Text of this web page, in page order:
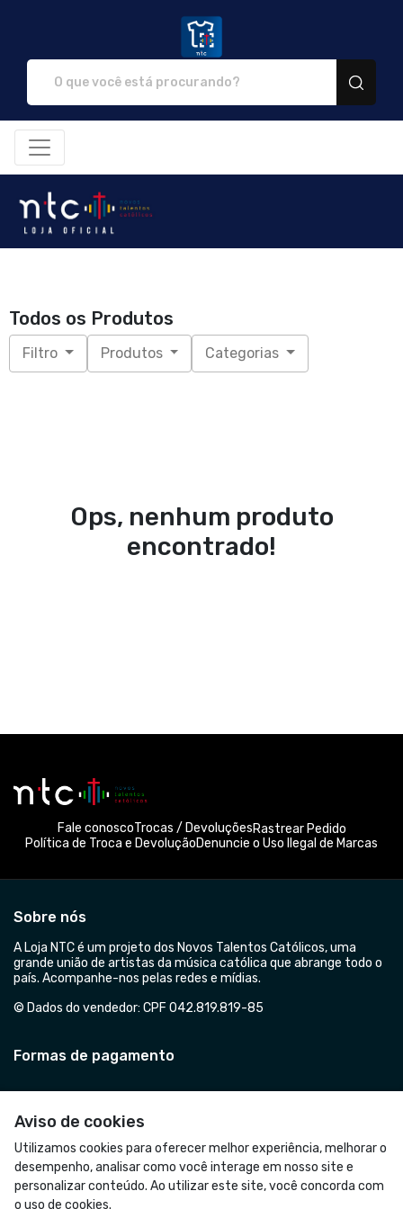
Todos os Produtos
Filtro Produtos Categorias
Ops, nenhum produto
encontrado!
Aviso de cookies
Utilizamos cookies para oferecer melhor experiência, melhorar o
desempenho, analisar como você interage em nosso site e
personalizar conteúdo. Ao utilizar este site, você concorda com
o uso de cookies.
Fale conoscoTrocas / DevoluçõesRastrear Pedido
Política de Troca e DevoluçãoDenuncie o Uso Ilegal de Marcas
Sobre nós
A Loja NTC é um projeto dos Novos Talentos Católicos, uma
grande união de artistas da música católica que abrange todo o
país. Acompanhe-nos pelas redes e mídias.
© Dados do vendedor: CPF 042.819.819-85
Formas de pagamento